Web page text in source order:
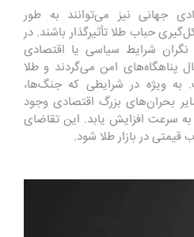
جهانی نیز می‌توانند به طور
حباب طلا تأثیرگذار باشند. در
نگران شرایط سیاسی یا اقتصادی
پناهگاه‌های امن می‌گردند و طلا
به ویژه در شرایطی که جنگ‌ها،
بحران‌های بزرگ اقتصادی وجود
سرعت افزایش یابد. این تقاضای
قیمتی در بازار طلا شود.